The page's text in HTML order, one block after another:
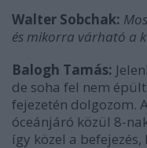
Walter Sobchak:
és mikorra várható a
Balogh Tamás:
de soha fel nem
fejezetén dolgozom.
óceánjáró közül 8-
így közel a